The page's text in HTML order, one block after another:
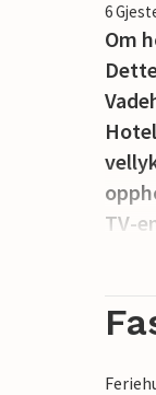
6
Om
TV-
For